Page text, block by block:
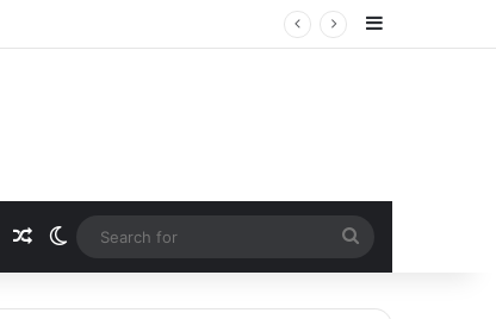
Random Article
Switch skin
for